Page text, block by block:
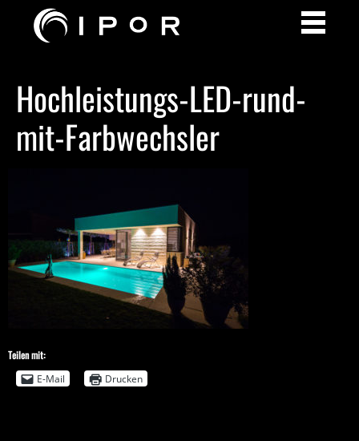
Hochleistungs-LED-rund-
mit-Farbwechsler
Teilen mit:
E-Mail
Drucken